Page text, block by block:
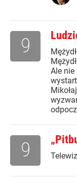
Ale nie
9
9